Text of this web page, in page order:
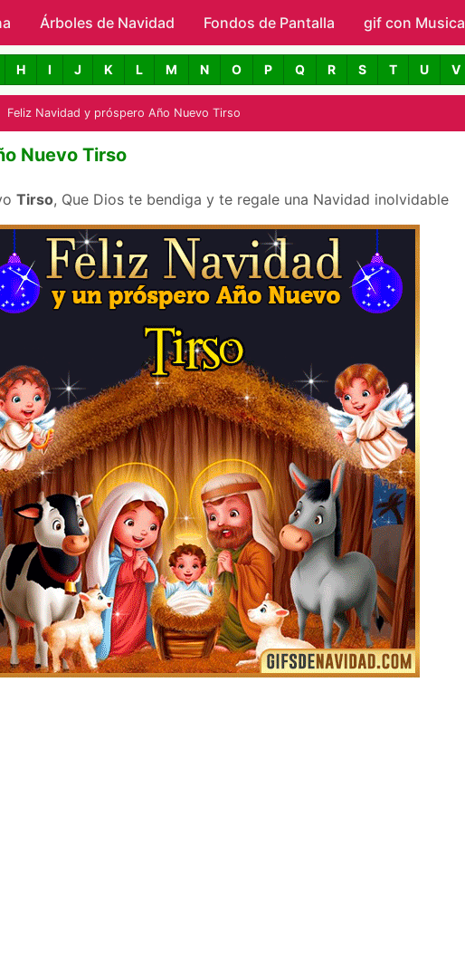
Skip to main content
Árboles de Navidad Fondos de Pantalla gif con Musica
con Nombres
H I J K L M N O P Q R S T U V
Feliz Navidad y próspero Año Nuevo Tirso
Nuevo Tirso
Tirso, Que Dios te bendiga y te regale una Navidad inolvidable